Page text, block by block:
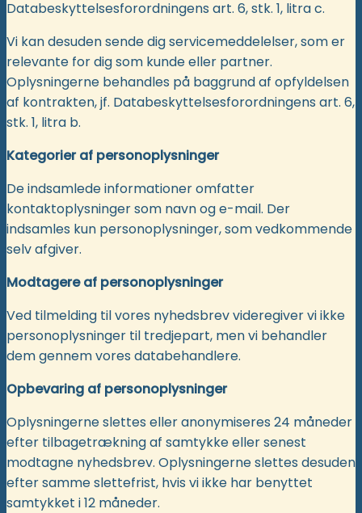
Databeskyttelsesforordningens art. 6, stk. 1, litra c.
Vi kan desuden sende dig servicemeddelelser, som er
relevante for dig som kunde eller partner.
Oplysningerne behandles på baggrund af opfyldelsen
af kontrakten, jf. Databeskyttelsesforordningens art. 6,
stk. 1, litra b.
Kategorier af personoplysninger
De indsamlede informationer omfatter
kontaktoplysninger som navn og e-mail. Der
indsamles kun personoplysninger, som vedkommende
selv afgiver.
Modtagere af personoplysninger
Ved tilmelding til vores nyhedsbrev videregiver vi ikke
personoplysninger til tredjepart, men vi behandler
dem gennem vores databehandlere.
Opbevaring af personoplysninger
Oplysningerne slettes eller anonymiseres 24 måneder
efter tilbagetrækning af samtykke eller senest
modtagne nyhedsbrev. Oplysningerne slettes desuden
efter samme slettefrist, hvis vi ikke har benyttet
samtykket i 12 måneder.